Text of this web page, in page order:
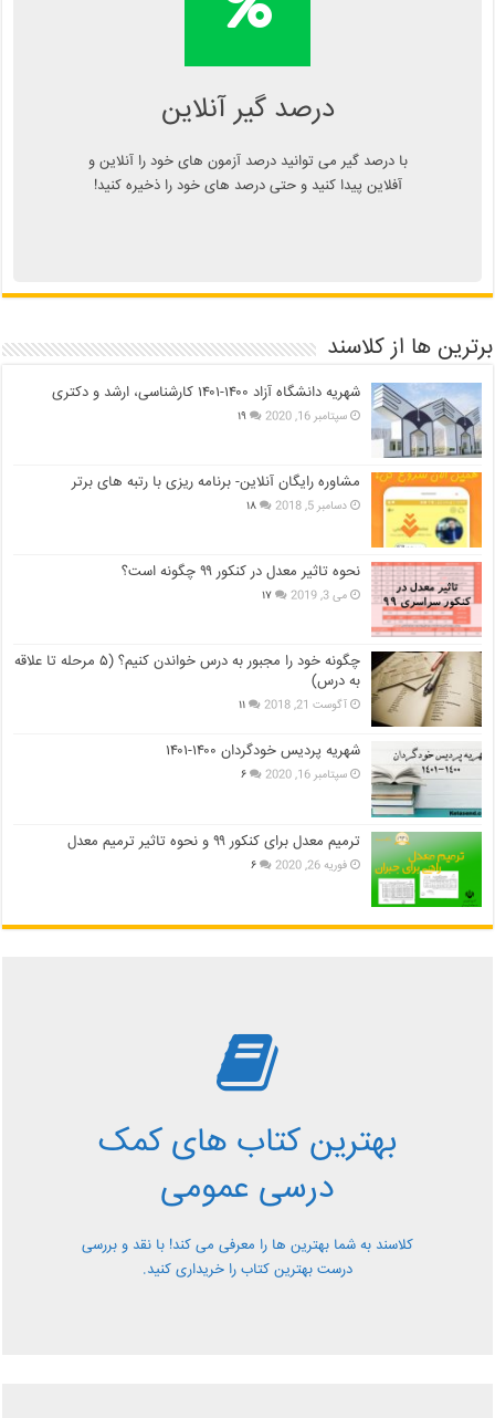
درصد گیر آنلاین
با درصد گیر می توانید درصد آزمون های خود را آنلاین و
آفلاین پیدا کنید و حتی درصد های خود را ذخیره کنید!
اپلیکیشن درصد گیر
برترین ها از کلاسند
شهریه دانشگاه آزاد ۱۴۰۰-۱۴۰۱ کارشناسی، ارشد و دکتری
سپتامبر 16, 2020 ۱۹
مشاوره رایگان آنلاین- برنامه ریزی با رتبه های برتر
دسامبر 5, 2018 ۱۸
نحوه تاثیر معدل در کنکور ۹۹ چگونه است؟
می 3, 2019 ۱۷
چگونه خود را مجبور به درس خواندن کنیم؟ (۵ مرحله تا علاقه
به درس)
آگوست 21, 2018 ۱۱
شهریه پردیس خودگردان ۱۴۰۰-۱۴۰۱
سپتامبر 16, 2020 ۶
ترمیم معدل برای کنکور ۹۹ و نحوه تاثیر ترمیم معدل
فوریه 26, 2020 ۶
بهترین کتاب های کمک
درسی عمومی
کلاسند به شما بهترین ها را معرفی می کند! با نقد و بررسی
درست بهترین کتاب را خریداری کنید.
بررسی بهترین کتاب های
کمک درسی عمومی
معرفی کتاب های کمک درسی عمومی و بررسی آن ها کاملا
رایگان از کلاسند